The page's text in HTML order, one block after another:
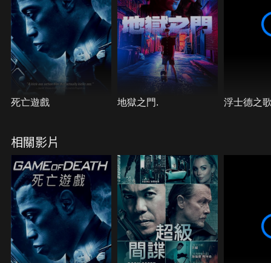
死亡遊戲 地獄之門. 浮士德之
相關影片